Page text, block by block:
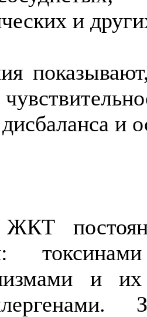
и
и
ЖКТ
и